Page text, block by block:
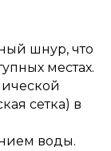
шнур, что
местах.
сетка) в
воды.